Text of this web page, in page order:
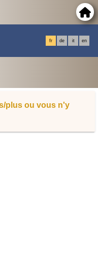
fr de it en
plus ou vous n'y